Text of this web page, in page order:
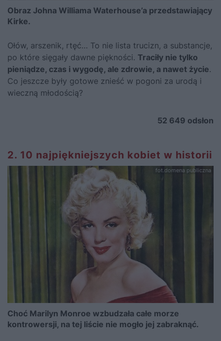
Obraz Johna Williama Waterhouse’a przedstawiający
Kirke.
Ołów, arszenik, rtęć… To nie lista trucizn, a substancje,
po które sięgały dawne piękności. Traciły nie tylko
pieniądze, czas i wygodę, ale zdrowie, a nawet życie.
Co jeszcze były gotowe znieść w pogoni za urodą i
wieczną młodością?
52 649 odsłon
2. 10 najpiękniejszych kobiet w historii
fot.domena publiczna
Choć Marilyn Monroe wzbudzała całe morze
kontrowersji, na tej liście nie mogło jej zabraknąć.